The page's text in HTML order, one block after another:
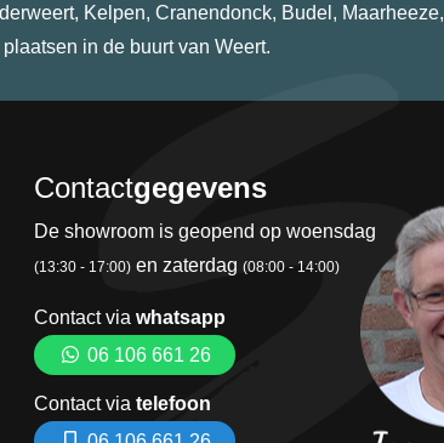
Kelpen, Cranendonck, Budel, Maarheeze,
in de buurt van Weert.
Contactgegevens
De showroom is geopend op woensdag
(13:30 - 17:00) en zaterdag (08:00 - 14:00)
Contact via whatsapp
06 106 661 26
Contact via telefoon